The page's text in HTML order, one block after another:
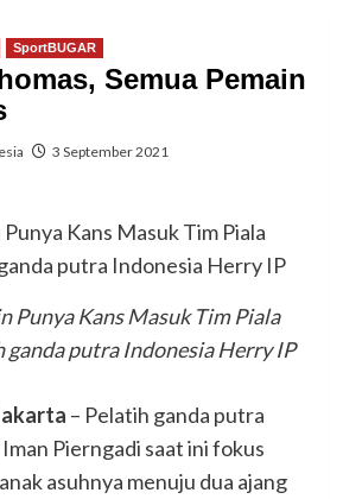
SportBUGAR
Semua Pemain
3 September 2021
Punya Kans Masuk Tim Piala
ganda putra Indonesia Herry IP
– Pelatih ganda putra
Pierngadi saat ini fokus
asuhnya menuju dua ajang